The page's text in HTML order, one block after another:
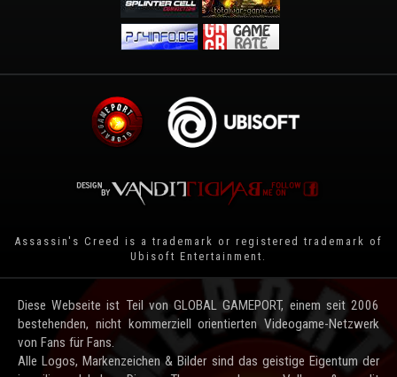
Assassin's Creed is a trademark or registered trademark of
Ubisoft Entertainment
Diese Webseite ist Teil von GLOBAL GAMEPORT, einem seit 2006
bestehenden, nicht kommerziell orientierten Videogame-Netzwerk
von Fans für Fans.
Alle Logos, Markenzeichen & Bilder sind das geistige Eigentum der